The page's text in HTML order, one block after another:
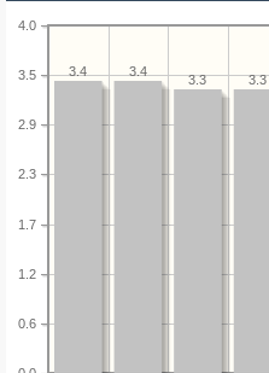
0.6
1.2
1.7
2.3
2.9
3.5
4.0
3.3
3.3
3.4
3.4